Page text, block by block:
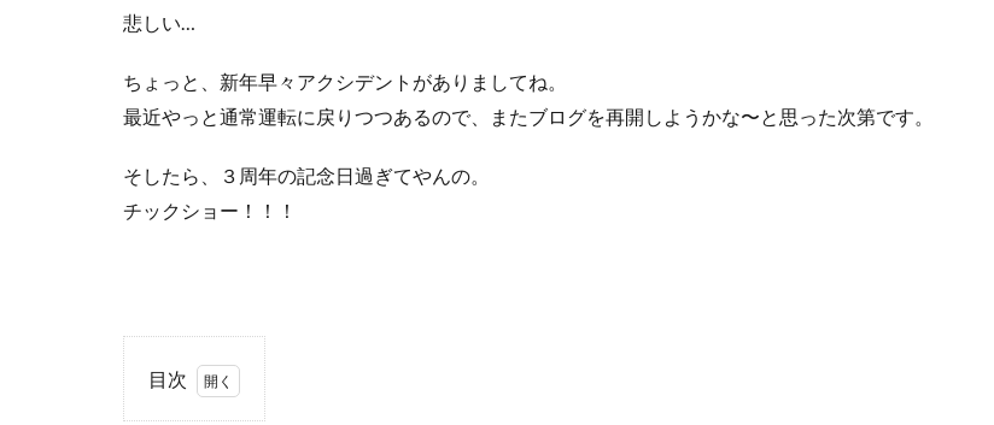
悲しい…
ちょっと、新年早々アクシデントがありましてね。
最近やっと通常運転に戻りつつあるので、またブログを再開しようかな〜と思った次第です。
そしたら、３周年の記念日過ぎてやんの。
チックショー！！！
目次
神対応